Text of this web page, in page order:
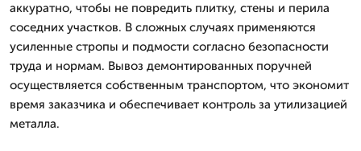
аккуратно, чтобы не повредить плитку, стены и перила
соседних участков. В сложных случаях применяются
усиленные стропы и подмости согласно безопасности
труда и нормам. Вывоз демонтированных поручней
осуществляется собственным транспортом, что экономит
время заказчика и обеспечивает контроль за утилизацией
металла.